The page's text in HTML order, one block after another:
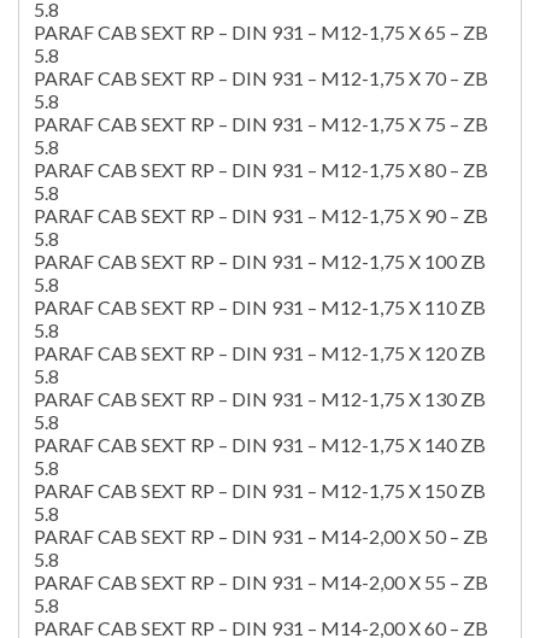
5.8
PARAF CAB SEXT RP – DIN 931 – M12-1,75 X 65 – ZB
5.8
PARAF CAB SEXT RP – DIN 931 – M12-1,75 X 70 – ZB
5.8
PARAF CAB SEXT RP – DIN 931 – M12-1,75 X 75 – ZB
5.8
PARAF CAB SEXT RP – DIN 931 – M12-1,75 X 80 – ZB
5.8
PARAF CAB SEXT RP – DIN 931 – M12-1,75 X 90 – ZB
5.8
PARAF CAB SEXT RP – DIN 931 – M12-1,75 X 100 ZB
5.8
PARAF CAB SEXT RP – DIN 931 – M12-1,75 X 110 ZB
5.8
PARAF CAB SEXT RP – DIN 931 – M12-1,75 X 120 ZB
5.8
PARAF CAB SEXT RP – DIN 931 – M12-1,75 X 130 ZB
5.8
PARAF CAB SEXT RP – DIN 931 – M12-1,75 X 140 ZB
5.8
PARAF CAB SEXT RP – DIN 931 – M12-1,75 X 150 ZB
5.8
PARAF CAB SEXT RP – DIN 931 – M14-2,00 X 50 – ZB
5.8
PARAF CAB SEXT RP – DIN 931 – M14-2,00 X 55 – ZB
5.8
PARAF CAB SEXT RP – DIN 931 – M14-2,00 X 60 – ZB